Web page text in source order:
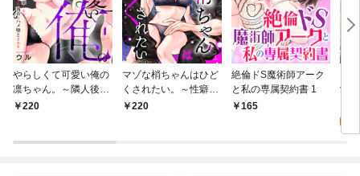
やらしくて可愛い俺の
凛ちゃん。～隣人後輩
くんのイキすぎた執着
220
マゾな梢ちゃんはひど
くされたい。～性癖マ
ッチした後輩と欲望の
220
絶倫ドS魔術師アーク
と私の専属契約書 1
165
愛